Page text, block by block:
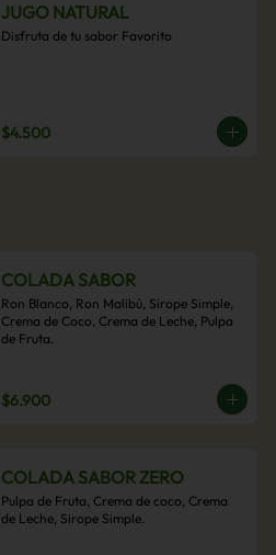
JUGO NATURAL
Disfruta de tu sabor Favorito
$4.500
COLADA SABOR
Ron Blanco, Ron Malibú, Sirope Simple,
Crema de Coco, Crema de Leche, Pulpa
de Fruta.
$6.900
COLADA SABOR ZERO
Pulpa de Fruta, Crema de coco, Crema
de Leche, Sirope Simple.